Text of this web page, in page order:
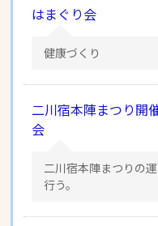
はまぐり会
健康づくり
二川宿本陣まつり開
会
二川宿本陣まつりの
行う。